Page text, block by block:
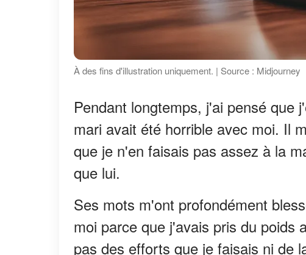
À des fins d'illustration uniquement. | Source : Midjourney
Pendant longtemps, j'ai pensé que
mari avait été horrible avec moi. Il
que je n'en faisais pas assez à la
que lui.
Ses mots m'ont profondément
moi parce que j'avais pris du poids
pas des efforts que je faisais ni de